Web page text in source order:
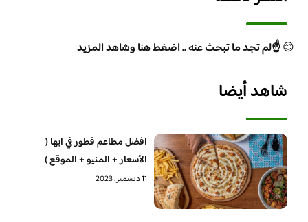
😊☝️لم تجد ما تبحث عنه .. اضغط هنا وشاهد المزيد
شاهد أيضا
افضل مطاعم فطور في ابها (
الأسعار + المنيو + الموقع )
11 ديسمبر، 2023